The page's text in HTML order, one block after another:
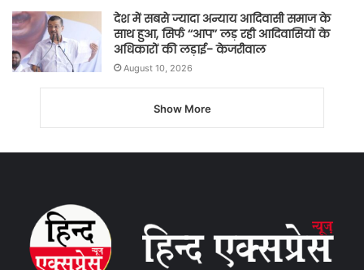
देश में सबसे ज्यादा अन्याय आदिवासी समाज के
साथ हुआ, सिर्फ ‘‘आप’’ लड़ रही आदिवासियों के
अधिकारों की लड़ाई- केजरीवाल
August 10, 2026
Show More